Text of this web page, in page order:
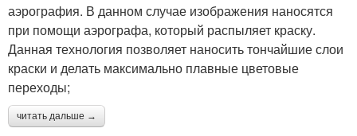
аэрография. В данном случае изображения наносятся
при помощи аэрографа, который распыляет краску.
Данная технология позволяет наносить тончайшие слои
краски и делать максимально плавные цветовые
переходы;
читать дальше →